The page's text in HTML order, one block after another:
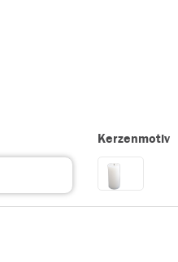
Kerzenmotiv